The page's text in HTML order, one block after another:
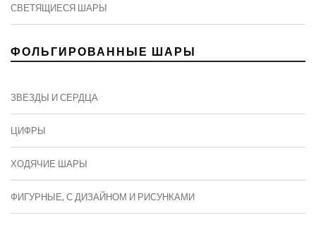
СВЕТЯЩИЕСЯ ШАРЫ
ФОЛЬГИРОВАННЫЕ ШАРЫ
ЗВЕЗДЫ И СЕРДЦА
ЦИФРЫ
ХОДЯЧИЕ ШАРЫ
ФИГУРНЫЕ, С ДИЗАЙНОМ И РИСУНКАМИ